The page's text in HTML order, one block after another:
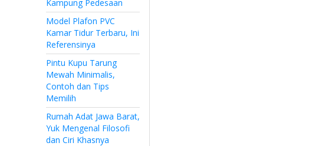
Kampung Pedesaan
Model Plafon PVC
Kamar Tidur Terbaru, Ini
Referensinya
Pintu Kupu Tarung
Mewah Minimalis,
Contoh dan Tips
Memilih
Rumah Adat Jawa Barat,
Yuk Mengenal Filosofi
dan Ciri Khasnya